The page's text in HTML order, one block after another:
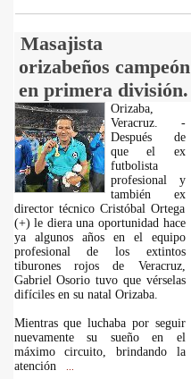
Masajista
orizabeños campeón
en primera división.
Orizaba,
Veracruz. -
Después de
que el ex
futbolista
profesional y
también ex
director técnico Cristóbal Ortega
(+) le diera una oportunidad hace
ya algunos años en el equipo
profesional de los extintos
tiburones rojos de Veracruz,
Gabriel Osorio tuvo que vérselas
difíciles en su natal Orizaba.
Mientras que luchaba por seguir
nuevamente su sueño en el
máximo circuito, brindando la
atención